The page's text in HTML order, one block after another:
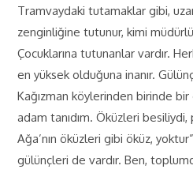
Tramvaydaki tutamaklar gibi,
zenginliğine tutunur, kimi
Çocuklarına tutunanlar vardır.
en yüksek olduğuna inanır.
Kağızman köylerinden birinde
adam tanıdım. Öküzleri besiliydi,
Ağa’nın öküzleri gibi öküz,
gülünçleri de vardır. Ben,